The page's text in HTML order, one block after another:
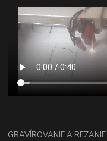
GRAVÍROVANIE A